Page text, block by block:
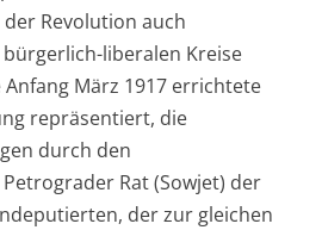
Revolution auch
liberalen Kreise
März 1917 errichtete
repräsentiert, die
durch den
Rat (Sowjet) der
der zur gleichen